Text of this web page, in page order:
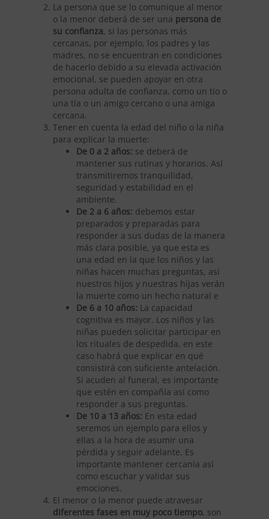
La persona que se lo comunique al menor
o la menor deberá de ser una persona de
su confianza, si las personas más
cercanas, por ejemplo, los padres y las
madres, no se encuentran en condiciones
de hacerlo debido a su elevada activación
emocional, se pueden apoyar en otra
persona adulta de confianza, como un tío o
una tía o un amigo cercano o una amiga
cercana.
Tener en cuenta la edad del niño o la niña
para explicar la muerte:
De 0 a 2 años: se deberá de
mantener sus rutinas y horarios. Así
transmitiremos tranquilidad,
seguridad y estabilidad en el
ambiente.
De 2 a 6 años: debemos estar
preparados y preparadas para
responder a sus dudas de la manera
más clara posible, ya que esta es
una edad en la que los niños y las
niñas hacen muchas preguntas, así
nuestros hijos y nuestras hijas verán
la muerte como un hecho natural e
De 6 a 10 años: La capacidad
cognitiva es mayor. Los niños y las
niñas pueden solicitar participar en
los rituales de despedida, en este
caso habrá que explicar en qué
consistirá con suficiente antelación.
Si acuden al funeral, es importante
que estén en compañía así como
responder a sus preguntas.
De 10 a 13 años: En esta edad
seremos un ejemplo para ellos y
ellas a la hora de asumir una
pérdida y seguir adelante. Es
importante mantener cercanía así
como escuchar y validar sus
emociones.
El menor o la menor puede atravesar
diferentes fases en muy poco tiempo, son